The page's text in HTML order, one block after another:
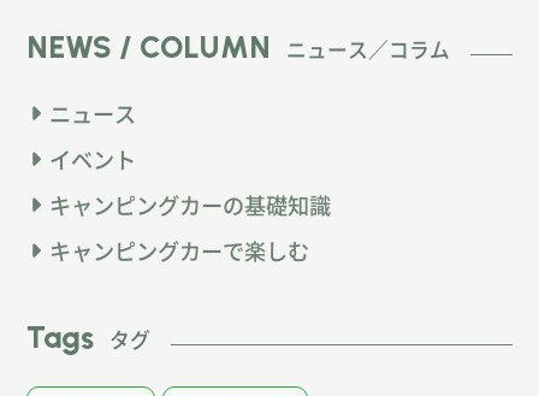
NEWS / COLUMN ニュース／コラム
ニュース
イベント
キャンピングカーの基礎知識
キャンピングカーで楽しむ
Tags タグ